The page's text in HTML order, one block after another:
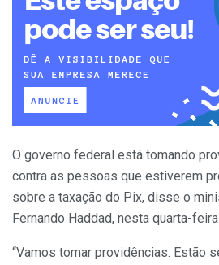
O governo federal está tomando
contra as pessoas que estiverem
sobre a taxação do Pix, disse o
Fernando Haddad, nesta quarta-
“Vamos tomar providências. Estão